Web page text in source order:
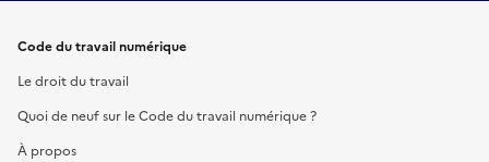
Code du travail numérique
Le droit du travail
Quoi de neuf sur le Code du travail numérique ?
À propos